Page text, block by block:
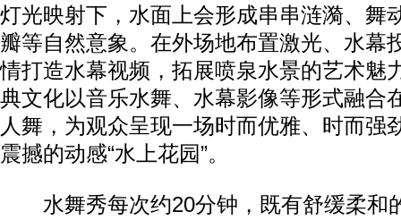
灯光映射下，水面上会形成串串涟漪、舞
瓣等自然意象。在外场地布置激光、水幕
情打造水幕视频，拓展喷泉水景的艺术魅
典文化以音乐水舞、水幕影像等形式融合
人舞，为观众呈现一场时而优雅、时而强
震撼的动感“水上花园”。
水舞秀每次约20分钟，既有舒缓柔和